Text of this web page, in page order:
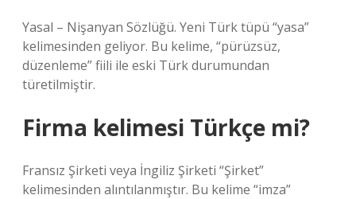
Yasal – Nişanyan Sözlüğü. Yeni Türk tüpü “yasa”
kelimesinden geliyor. Bu kelime, “pürüzsüz,
düzenleme” fiili ile eski Türk durumundan
türetilmiştir.
Firma kelimesi Türkçe mi?
Fransız Şirketi veya İngiliz Şirketi “Şirket”
kelimesinden alıntılanmıştır. Bu kelime “imza”